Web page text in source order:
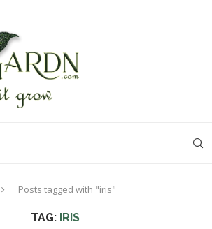
Posts tagged with "iris"
TAG: IRIS